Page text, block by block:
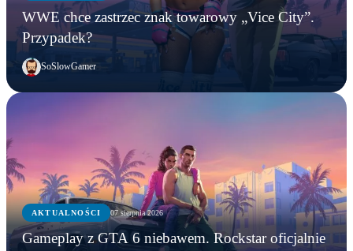
WWE chce zastrzec znak towarowy „Vice City”.
Przypadek?
SoSlowGamer
AKTUALNOŚCI 07 sierpnia 2026
Gameplay z GTA 6 niebawem. Rockstar oficjalnie